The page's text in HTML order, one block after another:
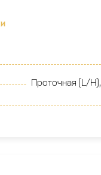
Проточная (L/